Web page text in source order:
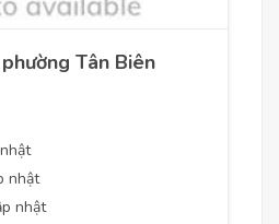
Tân Biên
nhật
nhật